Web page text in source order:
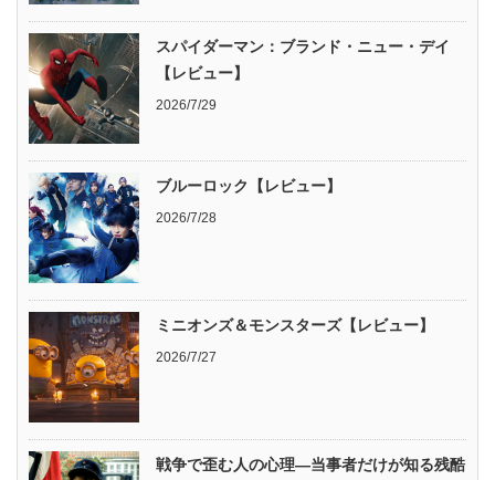
スパイダーマン：ブランド・ニュー・デイ
【レビュー】
2026/7/29
ブルーロック【レビュー】
2026/7/28
ミニオンズ＆モンスターズ【レビュー】
2026/7/27
戦争で歪む人の心理―当事者だけが知る残酷